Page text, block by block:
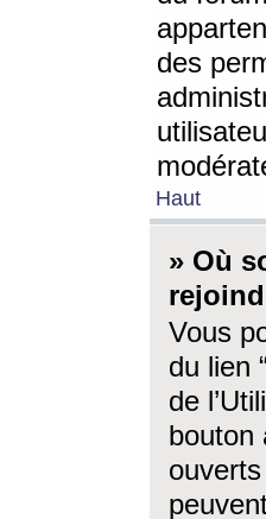
des
Haut
» Où
Vous
du lien
de
bouton